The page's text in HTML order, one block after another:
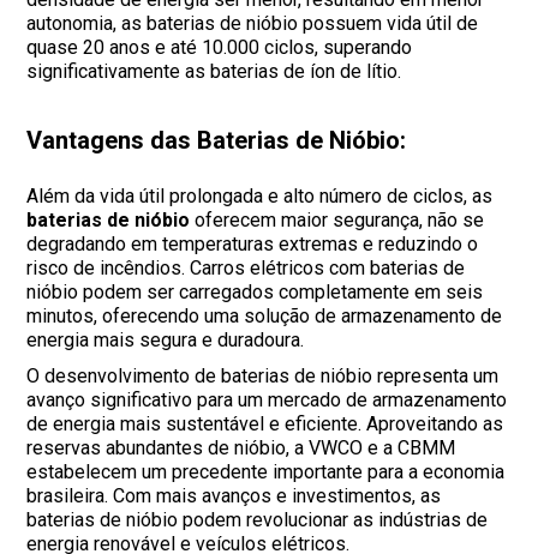
autonomia, as baterias de nióbio possuem vida útil de
quase 20 anos e até 10.000 ciclos, superando
significativamente as baterias de íon de lítio.
Vantagens das Baterias de Nióbio:
Além da vida útil prolongada e alto número de ciclos, as
baterias de nióbio oferecem maior segurança, não se
degradando em temperaturas extremas e reduzindo o
risco de incêndios. Carros elétricos com baterias de
nióbio podem ser carregados completamente em seis
minutos, oferecendo uma solução de armazenamento de
energia mais segura e duradoura.
O desenvolvimento de baterias de nióbio representa um
avanço significativo para um mercado de armazenamento
de energia mais sustentável e eficiente. Aproveitando as
reservas abundantes de nióbio, a VWCO e a CBMM
estabelecem um precedente importante para a economia
brasileira. Com mais avanços e investimentos, as
baterias de nióbio podem revolucionar as indústrias de
energia renovável e veículos elétricos.